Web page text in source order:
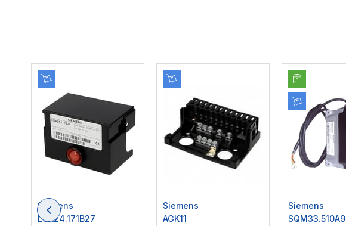
Siemens
LOA24.171B27
Siemens
AGK11
Siemens
SQM33.510A9